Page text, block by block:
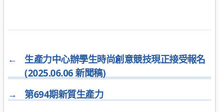
←
生產力中心辦學生時尚創意競技現正接受報名
(2025.06.06 新聞稿)
→
第694期新質生產力